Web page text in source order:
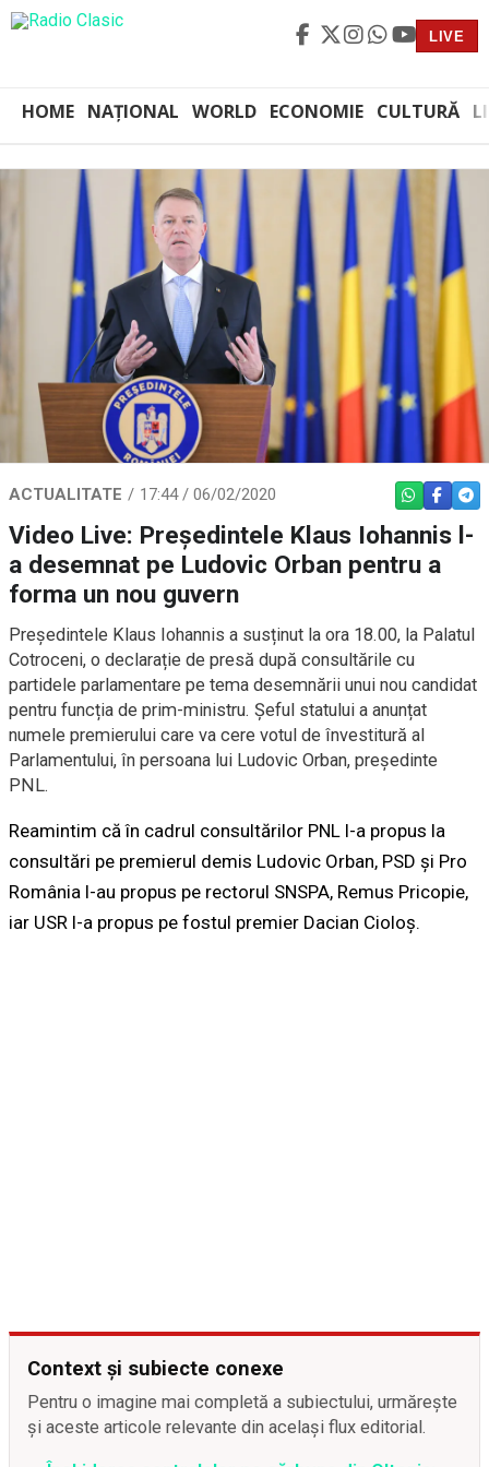
LIVE
HOME NAȚIONAL WORLD ECONOMIE CULTURĂ
ACTUALITATE 17:44 / 06/02/2020 WHATSAPP
Video Live: Președintele Klaus Iohannis l-
a desemnat pe Ludovic Orban pentru a
forma un nou guvern
Președintele Klaus Iohannis a susținut la ora 18.00, la Palatul
Cotroceni, o declarație de presă după consultările cu
partidele parlamentare pe tema desemnării unui nou candidat
pentru funcția de prim-ministru. Șeful statului a anunțat
numele premierului care va cere votul de învestitură al
Parlamentului, în persoana lui Ludovic Orban, președinte
PNL.
Reamintim că în cadrul consultărilor PNL l-a propus la
consultări pe premierul demis Ludovic Orban, PSD și Pro
România l-au propus pe rectorul SNSPA, Remus Pricopie,
iar USR l-a propus pe fostul premier Dacian Cioloș.
Context și subiecte conexe
Pentru o imagine mai completă a subiectului, urmărește
și aceste articole relevante din același flux editorial.